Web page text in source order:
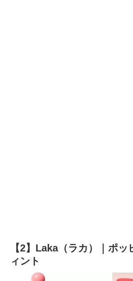
【2】Laka（ラカ）｜ポ
ィント